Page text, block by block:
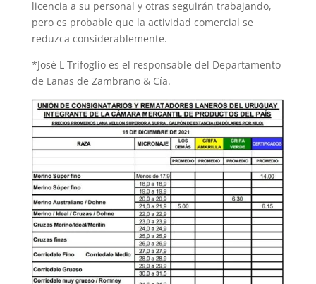
licencia a su personal y otras seguirán trabajando,
pero es probable que la actividad comercial se
reduzca considerablemente.
*José L Trifoglio es el responsable del Departamento
de Lanas de Zambrano & Cía.